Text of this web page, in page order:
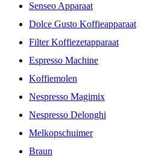
Senseo Apparaat
Dolce Gusto Koffieapparaat
Filter Koffiezetapparaat
Espresso Machine
Koffiemolen
Nespresso Magimix
Nespresso Delonghi
Melkopschuimer
Braun